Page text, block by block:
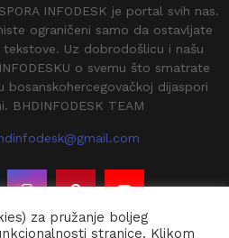
INFODESK je portal svih nas.
ograničeni samo da ostavljate
Uz dobrodošlicu i našu
o svemu što smatrate
bosanskohercegovačkoj dijaspori
BHDINFODESK TEAM
za pružanje boljeg
stranice. Klikom